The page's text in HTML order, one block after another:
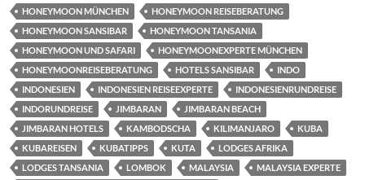
HONEYMOON MÜNCHEN
HONEYMOON REISEBERATUNG
HONEYMOON SANSIBAR
HONEYMOON TANSANIA
HONEYMOON UND SAFARI
HONEYMOONEXPERTE MÜNCHEN
HONEYMOONREISEBERATUNG
HOTELS SANSIBAR
INDO
INDONESIEN
INDONESIEN REISEEXPERTE
INDONESIENRUNDREISE
INDORUNDREISE
JIMBARAN
JIMBARAN BEACH
JIMBARAN HOTELS
KAMBODSCHA KILIMANJARO
KUBA
KUBAREISEN
KUBATIPPS KUTA
LODGES AFRIKA
LODGES TANSANIA
LOMBOK MALAYSIA
MALAYSIA EXPERTE